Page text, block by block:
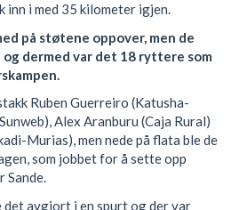
i med 35 kilometer igjen.
på støtene oppover, men de
dermed var det 18 ryttere som
Ruben Guerreiro (Katusha-
Alex Aranburu (Caja Rural)
Murias), men nede på flata ble de
som jobbet for å sette opp
Sande.
det avgjort i en spurt og der var